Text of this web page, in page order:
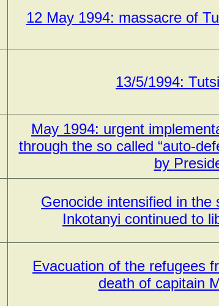
12 May 1994: massacre of
13/5/1994:
May 1994: urgent
through the so called “auto-
by
Genocide intensified in
Inkotanyi continued to
Evacuation of the refugees
death of capitain